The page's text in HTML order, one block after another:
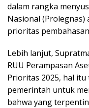
dalam rangka
Nasional (Prolegnas)
prioritas
Lebih lanjut,
RUU Perampasan
Prioritas 2025, hal
pemerintah untuk
bahwa yang